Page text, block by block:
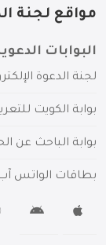
مواقع لجنة
البوابات
لجنة الدعوة
بوابة الكويت
بوابة الباحث عن
بطاقات الواتس